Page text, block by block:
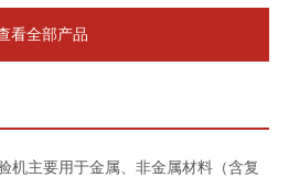
看全部产品
主要用于金属、非金属材料（含复